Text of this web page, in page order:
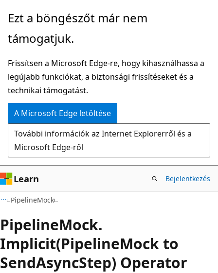
Ugrás
fő
Tovább
oldalon
navigációra
Ezt a böngészőt már nem
támogatjuk.
Frissítsen a Microsoft Edge-re, hogy kihasználhassa a
legújabb funkciókat, a biztonsági frissítéseket és a
technikai támogatást.
A Microsoft Edge letöltése
További információk az Internet Explorerről és a
Microsoft Edge-ről
Learn Bejelentkezés
PipelineMock
PipelineMock.
Implicit(PipelineMock to
SendAsyncStep) Operator